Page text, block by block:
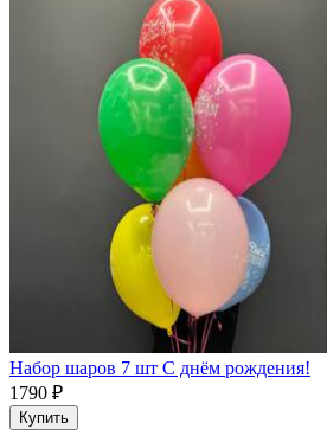
Набор шаров 7 шт С днём рождения!
1790 ₽
Купить